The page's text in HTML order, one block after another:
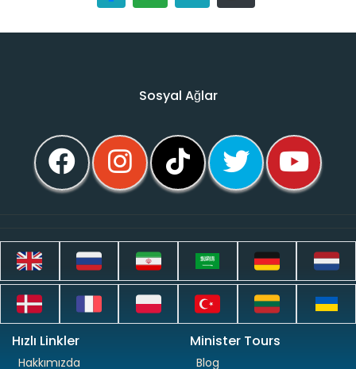
Sosyal Ağlar
Hızlı Linkler
Hakkımızda
Minister Tours
Blog